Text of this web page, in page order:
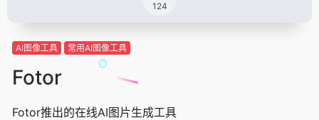
124
AI图像工具 常用AI图像工具
Fotor
Fotor推出的在线AI图片生成工具